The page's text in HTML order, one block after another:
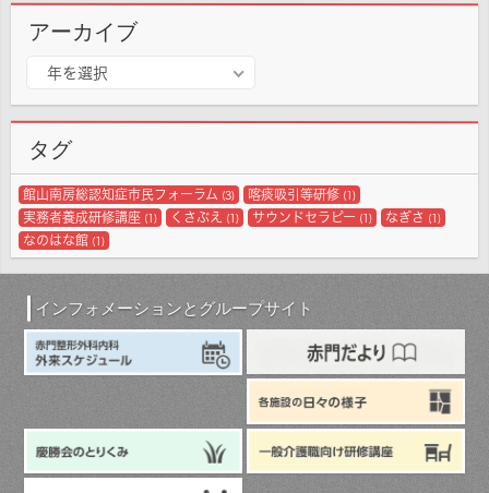
アーカイブ
カ
年を選択
タグ
館山南房総認知症市民フォーラム (3) 喀痰吸引等研修(1)
実務者養成研修講座 (1) くさぶえ (1) サウンドセラピー (1) なぎさ (1)
なのはな館(1)
インフォメーションとグループサイト